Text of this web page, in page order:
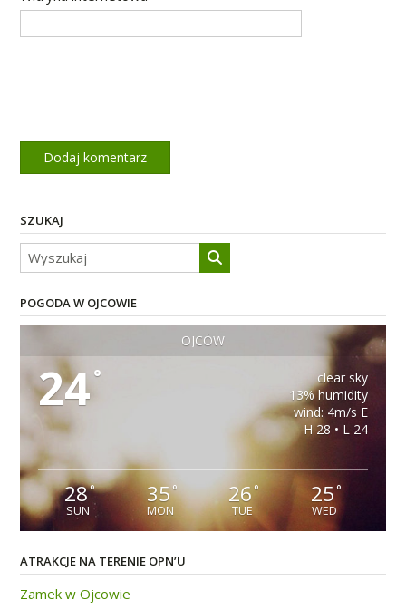
SZUKAJ
POGODA W OJCOWIE
OJCÓW
24°
clear sky
13% humidity
wind: 4m/s E
H 28 • L 24
28°
SUN
35°
MON
26 °
TUE
25°
WED
ATRAKCJE NA TERENIE OPN’U
Zamek w Ojcowie